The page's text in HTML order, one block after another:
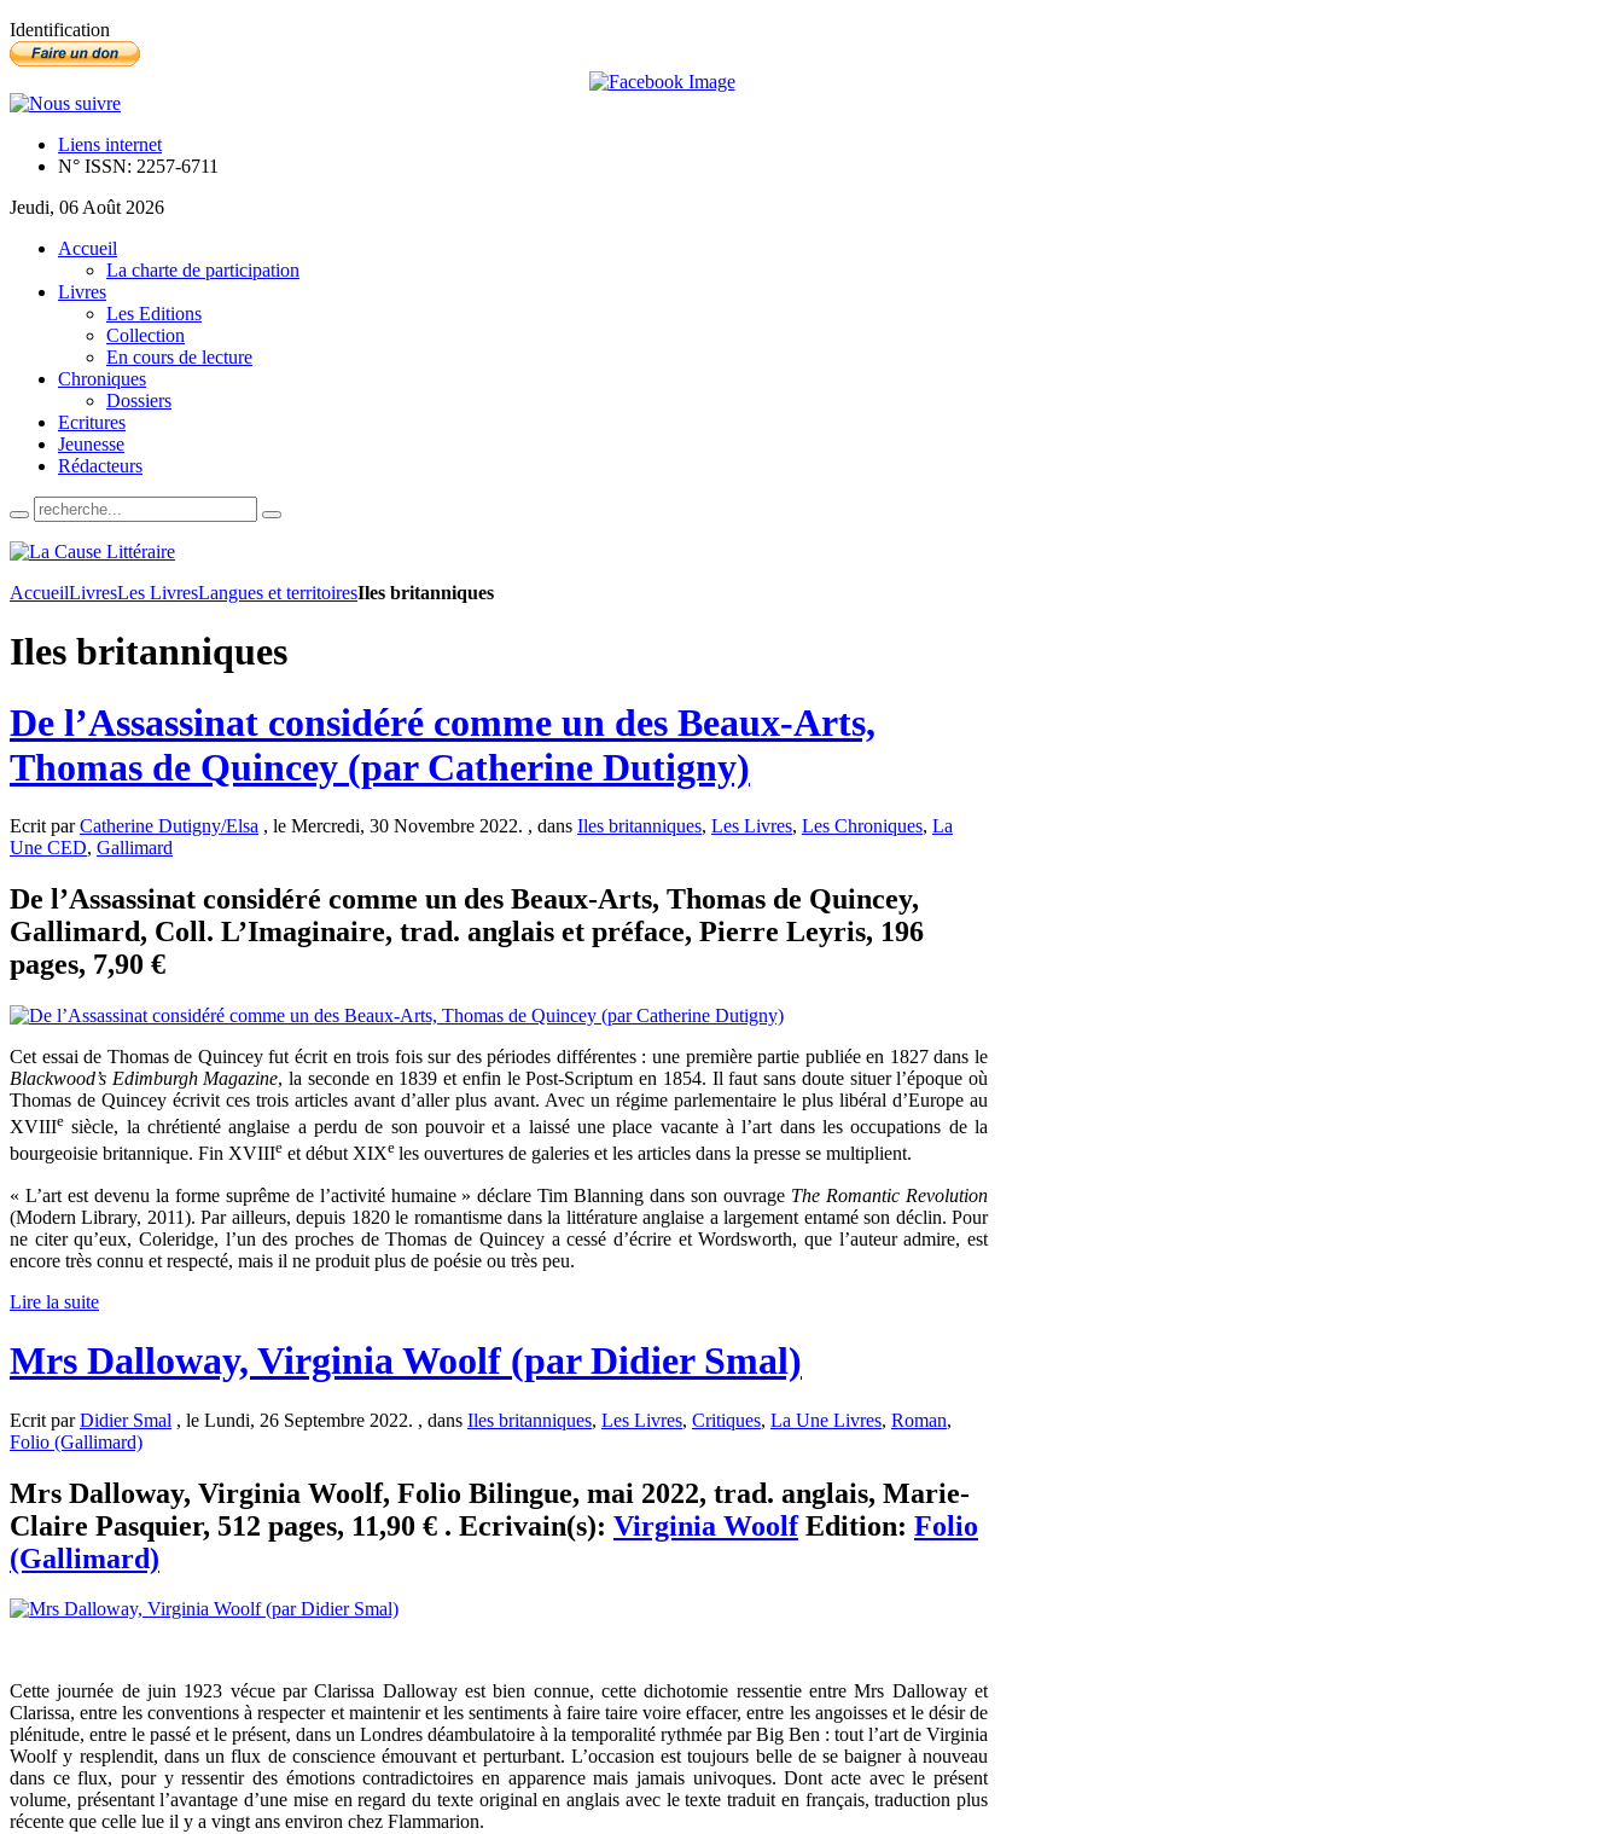
Identification
Liens internet
N° ISSN: 2257-6711
Jeudi, 06 Août 2026
Accueil
La charte de participation
Livres
Les Editions
Collection
En cours de lecture
Chroniques
Dossiers
Ecritures
Jeunesse
Rédacteurs
AccueilLivresLes LivresLangues et territoiresIles britanniques
Iles britanniques
De l’Assassinat considéré comme un des Beaux-Arts,
Thomas de Quincey (par Catherine Dutigny)
Ecrit parCatherine Dutigny/Elsa , le Mercredi, 30 Novembre 2022. , dans Iles britanniques, Les Livres, Les Chroniques, La
Une CED, Gallimard
De l’Assassinat considéré comme un des Beaux-Arts, Thomas de Quincey,
Gallimard, Coll. L’Imaginaire, trad. anglais et préface, Pierre Leyris, 196
pages, 7,90 €
Cet essai de Thomas de Quincey fut écrit en trois fois sur des périodes différentes : une première partie publiée en 1827 dans le
Blackwood’s Edimburgh Magazine, la seconde en 1839 et enfin le Post-Scriptum en 1854. Il faut sans doute situer l’époque où
Thomas de Quincey écrivit ces trois articles avant d’aller plus avant. Avec un régime parlementaire le plus libéral d’Europe au
XVIIIe siècle, la chrétienté anglaise a perdu de son pouvoir et a laissé une place vacante à l’art dans les occupations de la
bourgeoisie britannique. Fin XVIIIe et début XIXe les ouvertures de galeries et les articles dans la presse se multiplient.
« L’art est devenu la forme suprême de l’activité humaine » déclare Tim Blanning dans son ouvrage The Romantic Revolution
(Modern Library, 2011). Par ailleurs, depuis 1820 le romantisme dans la littérature anglaise a largement entamé son déclin. Pour
ne citer qu’eux, Coleridge, l’un des proches de Thomas de Quincey a cessé d’écrire et Wordsworth, que l’auteur admire, est
encore très connu et respecté, mais il ne produit plus de poésie ou très peu.
Lire la suite
Mrs Dalloway, Virginia Woolf (par Didier Smal)
Ecrit parDidier Smal , le Lundi, 26 Septembre 2022. , dans Iles britanniques, Les Livres, Critiques, La Une Livres, Roman,
Folio (Gallimard)
Mrs Dalloway, Virginia Woolf, Folio Bilingue, mai 2022, trad. anglais, Marie-
Claire Pasquier, 512 pages, 11,90 € . Ecrivain(s): Virginia WoolfEdition: Folio
(Gallimard)
Cette journée de juin 1923 vécue par Clarissa Dalloway est bien connue, cette dichotomie ressentie entre Mrs Dalloway et
Clarissa, entre les conventions à respecter et maintenir et les sentiments à faire taire voire effacer, entre les angoisses et le désir de
plénitude, entre le passé et le présent, dans un Londres déambulatoire à la temporalité rythmée par Big Ben : tout l’art de Virginia
Woolf y resplendit, dans un flux de conscience émouvant et perturbant. L’occasion est toujours belle de se baigner à nouveau
dans ce flux, pour y ressentir des émotions contradictoires en apparence mais jamais univoques. Dont acte avec le présent
volume, présentant l’avantage d’une mise en regard du texte original en anglais avec le texte traduit en français, traduction plus
récente que celle lue il y a vingt ans environ chez Flammarion.